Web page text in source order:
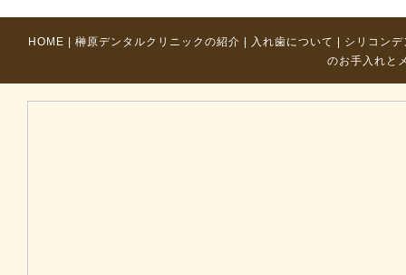
HOME 榊原デンタルクリニックの紹介 入れ歯について
シリコン
のお手入れと